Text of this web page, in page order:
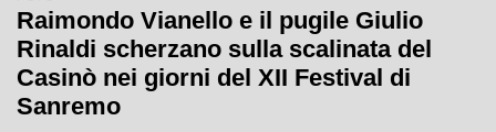
Raimondo Vianello e il pugile Giulio
Rinaldi scherzano sulla scalinata del
Casinò nei giorni del XII Festival di
Sanremo